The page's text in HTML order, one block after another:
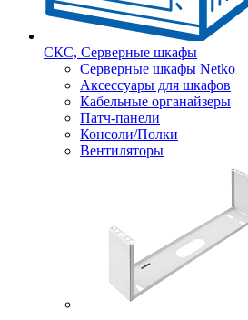
СКС, Серверные шкафы
Серверные шкафы Netko
Аксессуары для шкафов
Кабельные органайзеры
Патч-панели
Консоли/Полки
Вентиляторы